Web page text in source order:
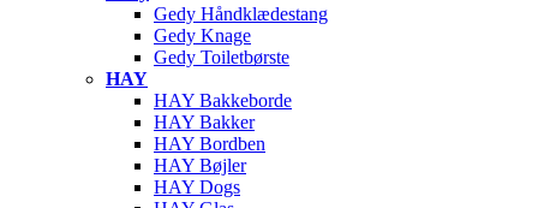
Gedy Håndklædestang
Gedy Knage
Gedy Toiletbørste
HAY
HAY Bakkeborde
HAY Bakker
HAY Bordben
HAY Bøjler
HAY Dogs